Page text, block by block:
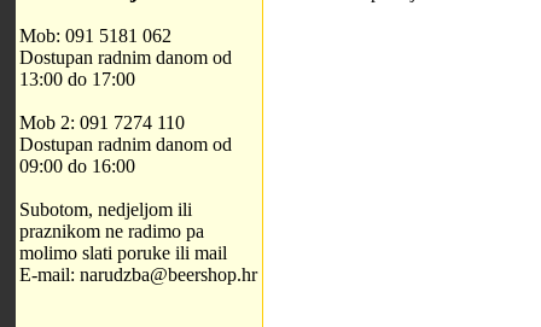
Mob: 091 5181 062
Dostupan radnim danom od
13:00 do 17:00
Mob 2: 091 7274 110
Dostupan radnim danom od
09:00 do 16:00
Subotom, nedjeljom ili
praznikom ne radimo pa
molimo slati poruke ili mail
E-mail: narudzba@beershop.hr